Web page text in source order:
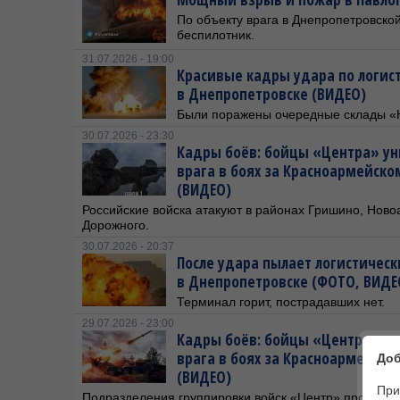
По объекту врага в
беспилотник.
31.07.2026 - 19:00
Красивые кадры удара по
в Днепропетровске (ВИДЕО)
Были поражены очередные склады
30.07.2026 - 23:30
Кадры боёв: бойцы «Центра»
врага в боях за
(ВИДЕО)
Российские войска атакуют в районах Гришино,
Дорожного.
30.07.2026 - 20:37
После удара пылает
в Днепропетровске (ФОТО,
Терминал горит, пострадавших нет.
29.07.2026 - 23:00
Кадры боёв: бойцы «Центра»
врага в боях за
(ВИДЕО)